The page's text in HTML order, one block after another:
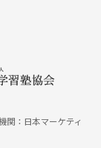
関：日本マーケティ